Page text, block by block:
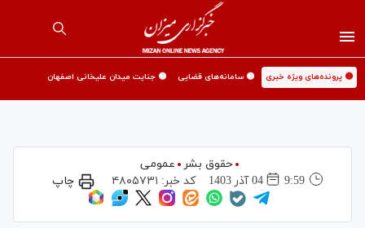
🟡 پرونده‌های ویژه خبری 🟡 سامانه‌های قضایی 🟡 جنایت میدان علیخانی اصفهان
حقوق بشر
عمومی
9:59
04 آذر 1403 کد خبر: ۴۸۰۵۷۳۱ چاپ